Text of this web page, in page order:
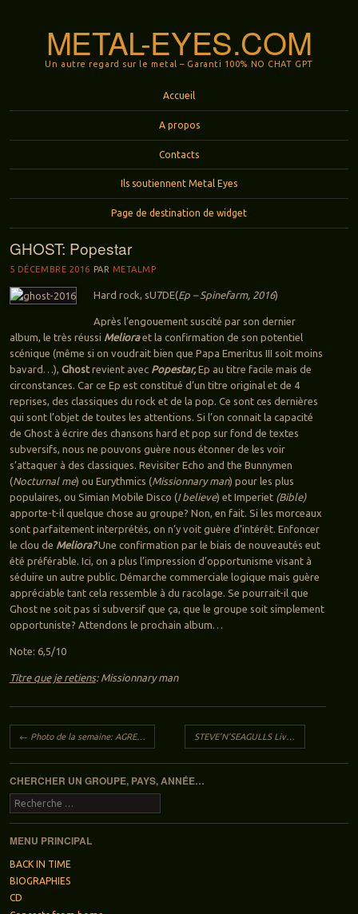
METAL-EYES.COM
Un autre regard sur le metal – Garanti 100% NO CHAT GPT
Accueil
A propos
Contacts
Ils soutiennent Metal Eyes
Page de destination de widget
GHOST: Popestar
5 DÉCEMBRE 2016 PAR METALMP
Hard rock, sU7DE(Ep – Spinefarm, 2016)
Après l’engouement suscité par son dernier
album, le très réussi Melioraet la confirmation de son potentiel
scénique (même si on voudrait bien que Papa Emeritus III soit moins
bavard…), Ghostrevient avec Popestar,Ep au titre facile mais de
circonstances. Car ce Ep est constitué d’un titre original et de 4
reprises, des classiques du rock et de la pop. Ce sont ces dernières
qui sont l’objet de toutes les attentions. Si l’on connait la capacité
de Ghost à écrire des chansons hard et pop sur fond de textes
subversifs, nous ne pouvons guère nous étonner de les voir
s’attaquer à des classiques. Revisiter Echo and the Bunnymen
(Nocturnal me) ou Eurythmics (Missionnary man) pour les plus
populaires, ou Simian Mobile Disco (I believe) et Imperiet (Bible)
apporte-t-il quelque chose au groupe? Non, en fait. Si les morceaux
sont parfaitement interprétés, on n’y voit guère d’intérêt. Enfoncer
le clou de Meliora?Une confirmation par le biais de nouveautés eut
été préférable. Ici, on a plus l’impression d’opportunisme visant à
séduire un autre public. Démarche commerciale logique mais guère
appréciable tant cela ressemble à du racolage. Se pourrait-il que
Ghost ne soit pas si subversif que ça, que le groupe soit simplement
opportuniste? Attendons le prochain album…
Note: 6,5/10
Titre que je retiens: Missionnary man
Navigation des articles
← Photo de la semaine: AGRESSOR STEVE’N’SEAGULLS Live à Blois (Chato Do) le 29 nov. 2016
CHERCHER UN GROUPE, PAYS, ANNÉE…
Recherche
MENU PRINCIPAL
BACK IN TIME
BIOGRAPHIES
CD